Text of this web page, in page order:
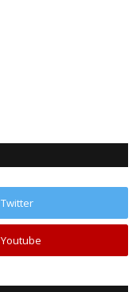
Twitter
Youtube